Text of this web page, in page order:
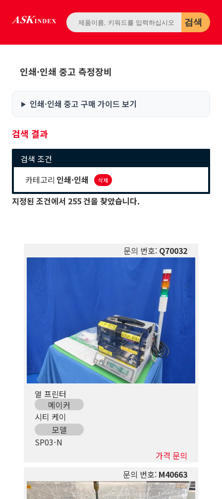
검색
인쇄·인쇄 중고 측정장비
인쇄·인쇄 중고 구매 가이드 보기
검색 결과
검색 조건
카테고리 인쇄·인쇄 삭제
지정된 조건에서 255건을 찾았습니다.
문의 번호:Q70032
열 프린터
메이커
시티 케이
모델
SP03-N
가격 문의
문의 번호:M40663